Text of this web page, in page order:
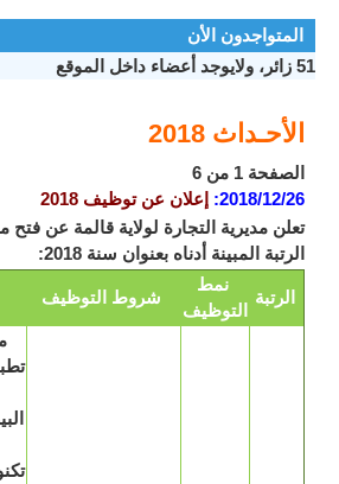
الأن
2018
1 من 6
2018/
:إعلان عن توظيف 2018
مديرية التجارة لولاية قالمة عن فتح
المبينة أدناه بعنوان سنة 2018:
شروط التوظيف
التوظيف
تطبيقية،
تكنولوجيا